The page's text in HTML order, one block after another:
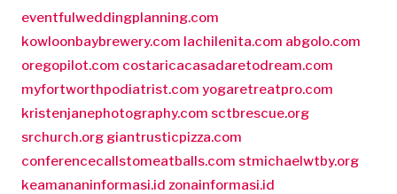
eventfulweddingplanning.com
kowloonbaybrewery.com lachilenita.com abgolo.com
oregopilot.com costaricacasadaretodream.com
myfortworthpodiatrist.com yogaretreatpro.com
kristenjanephotography.com sctbrescue.org
srchurch.org giantrusticpizza.com
conferencecallstomeatballs.com stmichaelwtby.org
keamananinformasi.id zonainformasi.id